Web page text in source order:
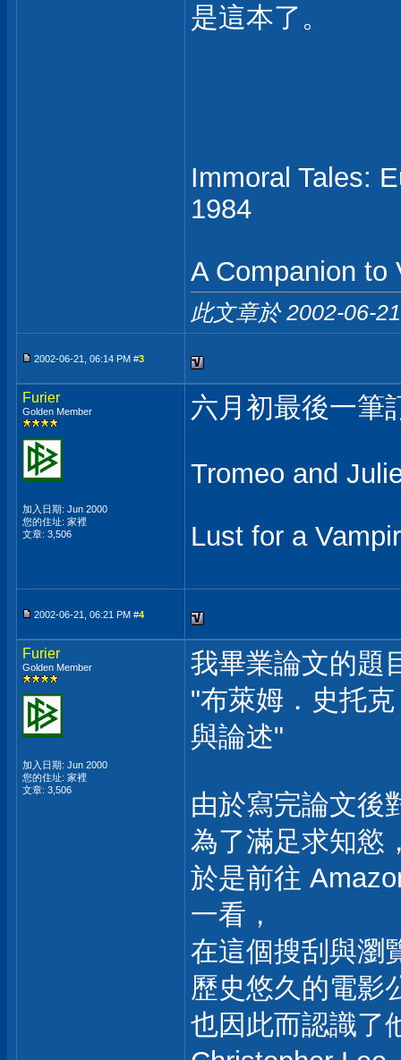
是這本了。
Immoral Tales:
1984
A Companion to
此文章於 2002-06-
2002-06-21, 06:14 PM #3
Furier
Golden Member
加入日期: Jun 2000
您的住址: 家裡
文章: 3,506
六月初最後一筆
Tromeo and
Lust for a
2002-06-21, 06:21 PM #4
Furier
Golden Member
加入日期: Jun 2000
您的住址: 家裡
文章: 3,506
我畢業論文的題
"布萊姆．史托
與論述"
由於寫完論文後
為了滿足求知慾
於是前往
一看，
在這個搜刮與瀏
歷史悠久的電影
也因此而認識了